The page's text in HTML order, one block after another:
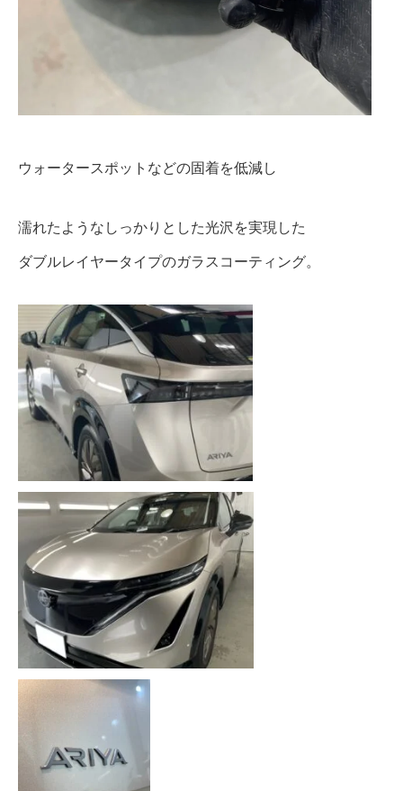
ウォータースポットなどの固着を低減し
濡れたようなしっかりとした光沢を実現した
ダブルレイヤータイプのガラスコーティング。